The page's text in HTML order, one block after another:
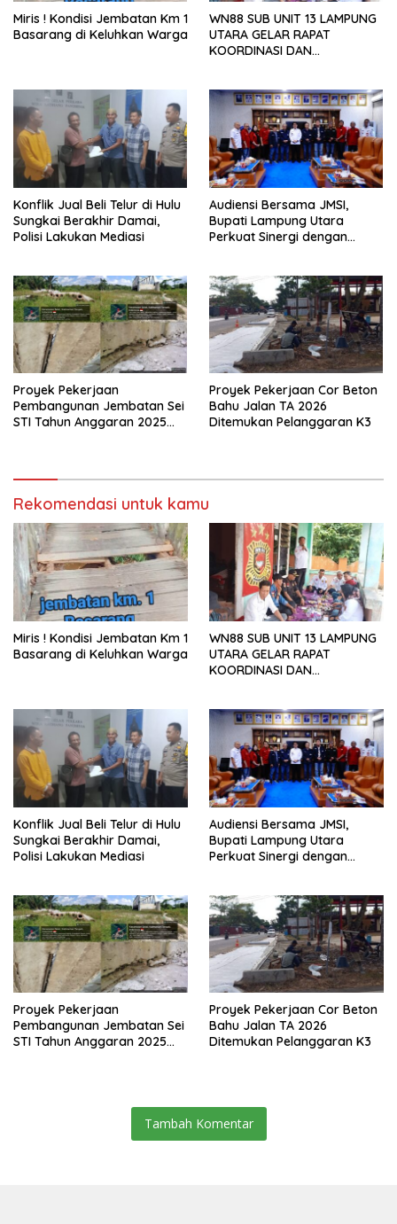
Miris ! Kondisi Jembatan Km 1
Basarang di Keluhkan Warga
WN88 SUB UNIT 13 LAMPUNG
UTARA GELAR RAPAT
KOORDINASI DAN
Konflik Jual Beli Telur di Hulu
Sungkai Berakhir Damai,
Polisi Lakukan Mediasi
Audiensi Bersama JMSI,
Bupati Lampung Utara
Perkuat Sinergi dengan
Proyek Pekerjaan
Pembangunan Jembatan Sei
STI Tahun Anggaran 2025
Proyek Pekerjaan Cor Beton
Bahu Jalan TA 2026
Ditemukan Pelanggaran K3
Rekomendasi untuk kamu
Miris ! Kondisi Jembatan Km 1
Basarang di Keluhkan Warga
WN88 SUB UNIT 13 LAMPUNG
UTARA GELAR RAPAT
KOORDINASI DAN
Konflik Jual Beli Telur di Hulu
Sungkai Berakhir Damai,
Polisi Lakukan Mediasi
Audiensi Bersama JMSI,
Bupati Lampung Utara
Perkuat Sinergi dengan
Proyek Pekerjaan
Pembangunan Jembatan Sei
STI Tahun Anggaran 2025
Proyek Pekerjaan Cor Beton
Bahu Jalan TA 2026
Ditemukan Pelanggaran K3
Tambah Komentar